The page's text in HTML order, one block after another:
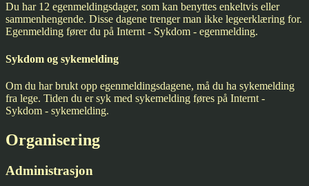
Du har 12 egenmeldingsdager, som kan benyttes enkeltvis eller
sammenhengende. Disse dagene trenger man ikke legeerklæring for.
Egenmelding fører du på Internt - Sykdom - egenmelding.
Sykdom og sykemelding
Om du har brukt opp egenmeldingsdagene, må du ha sykemelding
fra lege. Tiden du er syk med sykemelding føres på Internt -
Sykdom - sykemelding.
Organisering
Administrasjon